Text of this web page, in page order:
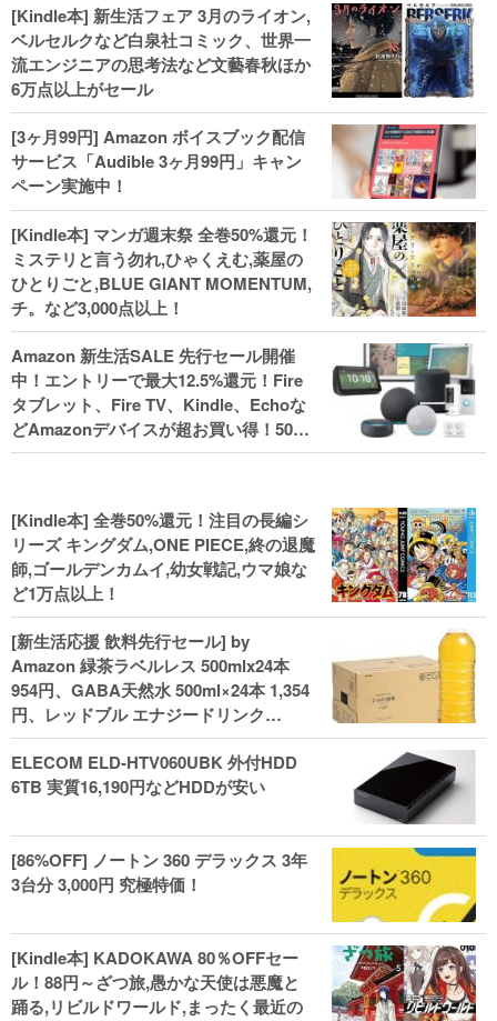
[Kindle本] 新生活フェア 3月のライオン,
ベルセルクなど白泉社コミック、世界一
流エンジニアの思考法など文藝春秋ほか
6万点以上がセール
[3ヶ月99円] Amazon ボイスブック配信
サービス「Audible 3ヶ月99円」キャン
ペーン実施中！
[Kindle本] マンガ週末祭 全巻50%還元！
ミステリと言う勿れ,ひゃくえむ,薬屋の
ひとりごと,BLUE GIANT MOMENTUM,
チ。など3,000点以上！
Amazon 新生活SALE 先行セール開催
中！エントリーで最大12.5%還元！Fire
タブレット、Fire TV、Kindle、Echoな
どAmazonデバイスが超お買い得！50%
還元！Kindle本 新生活フェアなど！
[Kindle本] 全巻50%還元！注目の長編シ
リーズ キングダム,ONE PIECE,終の退魔
師,ゴールデンカムイ,幼女戦記,ウマ娘な
ど1万点以上！
[新生活応援 飲料先行セール] by
Amazon 緑茶ラベルレス 500mlx24本
954円、GABA天然水 500ml×24本 1,354
円、レッドブル エナジードリンク
250mlx24本 3,412円、い･ろ･は･す 2L×8
本 846円など飲料セール
ELECOM ELD-HTV060UBK 外付HDD
6TB 実質16,190円などHDDが安い
[86%OFF] ノートン 360 デラックス 3年
3台分 3,000円 究極特価！
[Kindle本] KADOKAWA 80％OFFセー
ル！88円～ざつ旅,愚かな天使は悪魔と
踊る,リビルドワールド,まったく最近の